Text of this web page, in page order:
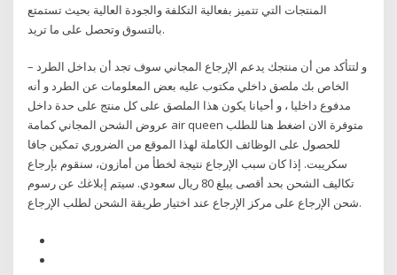
المنتجات التي تتميز بفعالية التكلفة والجودة العالية بحيث تستمتع
بالتسوق وتحصل على ما تريد.
– و لتتأكد من أن منتجك يدعم الإرجاع المجاني سوف تجد أن بداخل الطرد
الخاص بك ملصق داخلي مكتوب عليه بعض المعلومات عن الطرد و أنه
مدفوع داخليا ، و أحيانا يكون هذا الملصق على كل منتج على حدة داخل
عروض الشحن المجاني كمامة air queen متوفرة الان اضغط هنا للطلب
للحصول على الوظائف الكاملة لهذا الموقع من الضروري تمكين جافا
سكريبت. إذا كان سبب الإرجاع نتيجة لخطأ من أمازون، سنقوم بإرجاع
تكاليف الشحن بحد أقصى يبلغ 80 ريال سعودي. سيتم إبلاغك عن رسوم
شحن الإرجاع على مركز الإرجاع عند اختيار طريقة الشحن لطلب الإرجاع.